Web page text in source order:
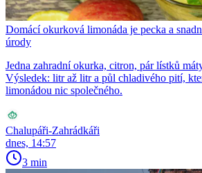
Domácí okurková limonáda je pecka a
úrody
Jedna zahradní okurka, citron, pár lístků
Výsledek: litr až litr a půl chladivého pití,
limonádou nic společného.
Chalupáři-Zahrádkáři
dnes, 14:57
3 min